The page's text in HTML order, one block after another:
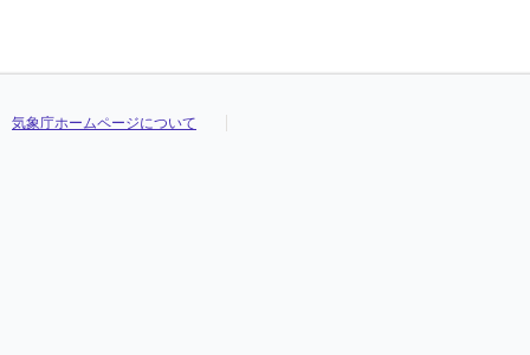
気象庁ホームページについて